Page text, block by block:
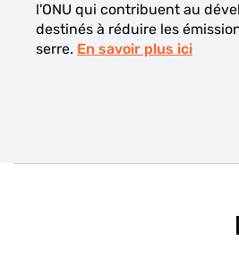
l'ONU qui contribuent au
destinés à réduire les
serre. En savoir plus ici